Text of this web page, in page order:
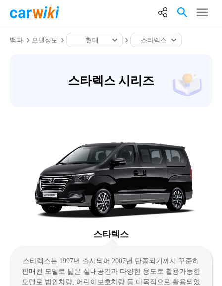
백과 모델정보 현대 스타렉스
스타렉스 시리즈
스타렉스
스타렉스는 1997년 출시되어 2007년 단종되기까지 꾸준히
판매된 모델로 넓은 실내공간과 다양한 용도로 활용가능한
모델로 법인차량, 어린이보호차량 등 다목적으로 활용되었